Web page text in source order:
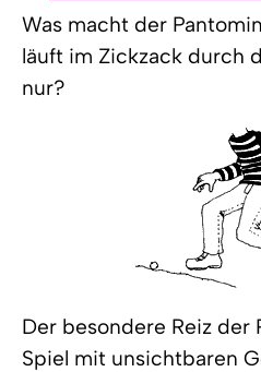
Was macht der
läuft im Zickzack durch
nur?
Der besondere Reiz der
Spiel mit unsichtbaren